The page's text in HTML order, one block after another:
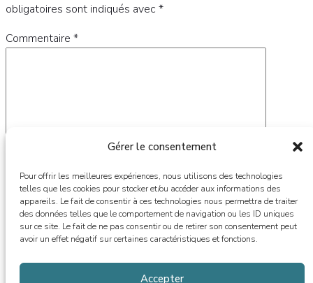
Gérer le consentement
Pour offrir les meilleures expériences, nous utilisons des technologies
telles que les cookies pour stocker et/ou accéder aux informations des
appareils. Le fait de consentir à ces technologies nous permettra de traiter
des données telles que le comportement de navigation ou les ID uniques
sur ce site. Le fait de ne pas consentir ou de retirer son consentement peut
avoir un effet négatif sur certaines caractéristiques et fonctions.
Accepter
obligatoires sont indiqués avec *
Commentaire *
Nom*